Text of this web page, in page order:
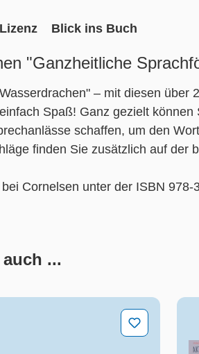
Lizenz Blick ins Buch
"Ganzheitliche
– mit diesen über
Spaß! Ganz gezielt
schaffen, um den
finden Sie zusätzlich auf der
Cornelsen unter der ISBN 978-
...